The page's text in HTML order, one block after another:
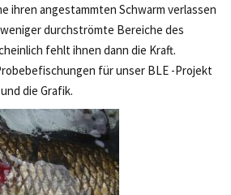
ihren angestammten Schwarm verlassen
durchströmte Bereiche des
fehlt ihnen dann die Kraft.
für unser BLE -Projekt
die Grafik.